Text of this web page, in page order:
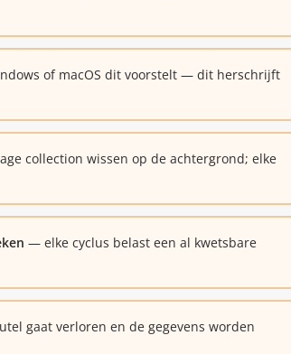
of macOS dit voorstelt — dit herschrijft
collection wissen op de achtergrond; elke
— elke cyclus belast een al kwetsbare
gaat verloren en de gegevens worden